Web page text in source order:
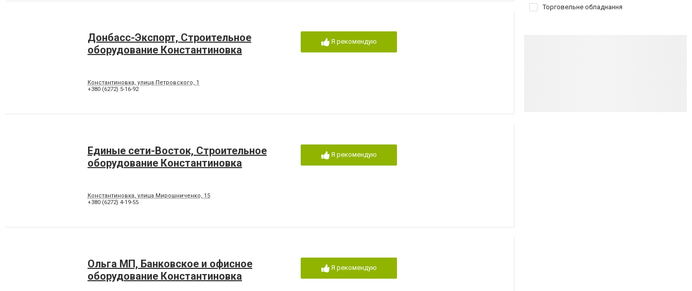
Донбасс-Экспорт, Строительное
оборудование Константиновка
Константиновка, улица Петровского, 1
+380 (6272) 5-16-92
Я рекомендую
Единые сети-Восток, Строительное
оборудование Константиновка
Константиновка, улица Мирошниченко, 15
+380 (6272) 4-19-55
Я рекомендую
Ольга МП, Банковское и офисное
оборудование Константиновка
Я рекомендую
Торговельне обладнання